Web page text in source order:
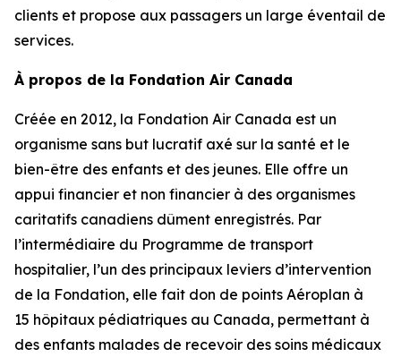
clients et propose aux passagers un large éventail de
services.
À propos de la Fondation Air Canada
Créée en 2012, la Fondation Air Canada est un
organisme sans but lucratif axé sur la santé et le
bien-être des enfants et des jeunes. Elle offre un
appui financier et non financier à des organismes
caritatifs canadiens dûment enregistrés. Par
l’intermédiaire du Programme de transport
hospitalier, l’un des principaux leviers d’intervention
de la Fondation, elle fait don de points Aéroplan à
15 hôpitaux pédiatriques au Canada, permettant à
des enfants malades de recevoir des soins médicaux